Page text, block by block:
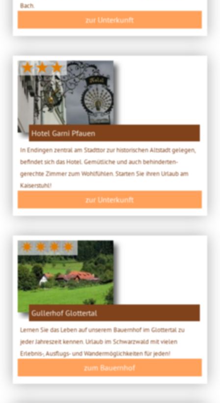
Bach.
zur Unterkunft
★★★
Hotel Garni Pfauen
In Endingen zentral am Stadttor zur historischen Altstadt gelegen,
befindet sich das Hotel. Gemütliche und auch behinderten-
gerechte Zimmer zum Wohlfühlen. Starten Sie ihren Urlaub am
Kaiserstuhl!
zur Unterkunft
✷✷✷✷
Gullerhof Glottertal
Lernen Sie das Leben auf unserem Bauernhof im Glottertal zu
jeder Jahreszeit kennen. Urlaub im Schwarzwald mit vielen
Erlebnis-, Ausflugs- und Wandermöglichkeiten für jeden!
zum Bauernhof